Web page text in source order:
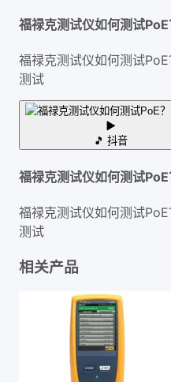
福禄克测试仪如何测试PoE
福禄克测试仪如何测试
测试
▶
🎵 抖音
福禄克测试仪如何测试PoE
福禄克测试仪如何测试
测试
相关产品